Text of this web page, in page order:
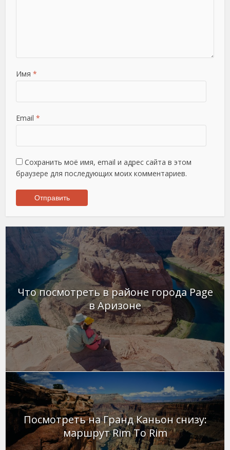
Имя *
Email *
Сохранить моё имя, email и адрес сайта в этом
браузере для последующих моих комментариев.
Что посмотреть в районе города Page
в Аризоне
Посмотреть на Гранд Каньон снизу:
маршрут Rim To Rim